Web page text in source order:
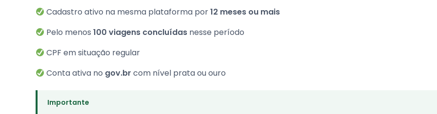
Cadastro ativo na mesma plataforma por12 meses ou mais
Pelo menos100 viagens concluídas nesse período
CPF em situação regular
Conta ativa no gov.br com nível prata ou ouro
Importante